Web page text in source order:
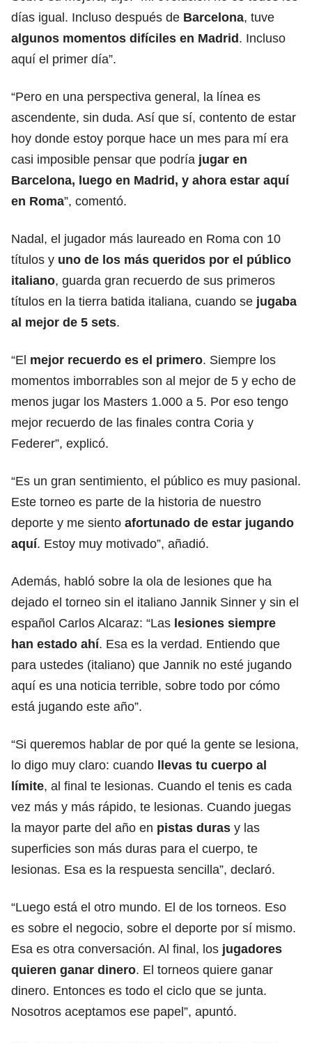
días igual. Incluso después de Barcelona, tuve
algunos momentos difíciles en Madrid. Incluso
aquí el primer día”.
“Pero en una perspectiva general, la línea es
ascendente, sin duda. Así que sí, contento de estar
hoy donde estoy porque hace un mes para mí era
casi imposible pensar que podría jugar en
Barcelona, luego en Madrid, y ahora estar aquí
en Roma”, comentó.
Nadal, el jugador más laureado en Roma con 10
títulos y uno de los más queridos por el público
italiano, guarda gran recuerdo de sus primeros
títulos en la tierra batida italiana, cuando se jugaba
al mejor de 5 sets.
“El mejor recuerdo es el primero. Siempre los
momentos imborrables son al mejor de 5 y echo de
menos jugar los Masters 1.000 a 5. Por eso tengo
mejor recuerdo de las finales contra Coria y
Federer”, explicó.
“Es un gran sentimiento, el público es muy pasional.
Este torneo es parte de la historia de nuestro
deporte y me siento afortunado de estar jugando
aquí. Estoy muy motivado”, añadió.
Además, habló sobre la ola de lesiones que ha
dejado el torneo sin el italiano Jannik Sinner y sin el
español Carlos Alcaraz: “Las lesiones siempre
han estado ahí. Esa es la verdad. Entiendo que
para ustedes (italiano) que Jannik no esté jugando
aquí es una noticia terrible, sobre todo por cómo
está jugando este año”.
“Si queremos hablar de por qué la gente se lesiona,
lo digo muy claro: cuando llevas tu cuerpo al
límite, al final te lesionas. Cuando el tenis es cada
vez más y más rápido, te lesionas. Cuando juegas
la mayor parte del año en pistas duras y las
superficies son más duras para el cuerpo, te
lesionas. Esa es la respuesta sencilla”, declaró.
“Luego está el otro mundo. El de los torneos. Eso
es sobre el negocio, sobre el deporte por sí mismo.
Esa es otra conversación. Al final, los jugadores
quieren ganar dinero. El torneos quiere ganar
dinero. Entonces es todo el ciclo que se junta.
Nosotros aceptamos ese papel”, apuntó.